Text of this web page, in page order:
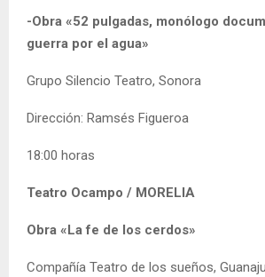
-Obra «52 pulgadas, monólogo
guerra por el agua»
Grupo Silencio Teatro, Sonora
Dirección: Ramsés Figueroa
18:00 horas
Teatro Ocampo / MORELIA
Obra «La fe de los cerdos»
Compañía Teatro de los sueños,